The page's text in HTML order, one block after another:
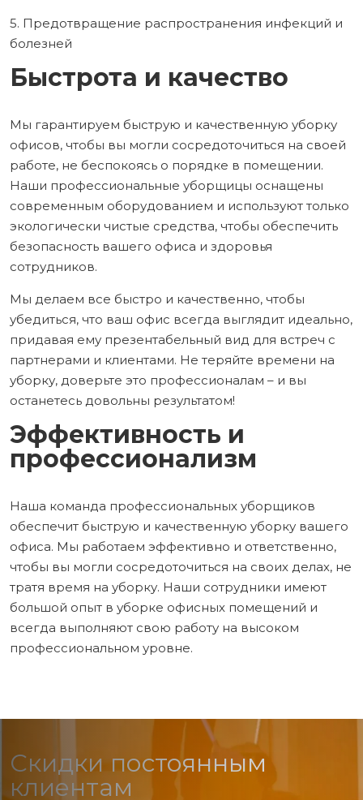
5. Предотвращение распространения инфекций и
болезней
Быстрота и качество
Мы гарантируем быструю и качественную уборку
офисов, чтобы вы могли сосредоточиться на своей
работе, не беспокоясь о порядке в помещении.
Наши профессиональные уборщицы оснащены
современным оборудованием и используют только
экологически чистые средства, чтобы обеспечить
безопасность вашего офиса и здоровья
сотрудников.
Мы делаем все быстро и качественно, чтобы
убедиться, что ваш офис всегда выглядит идеально,
придавая ему презентабельный вид для встреч с
партнерами и клиентами. Не теряйте времени на
уборку, доверьте это профессионалам – и вы
останетесь довольны результатом!
Эффективность и
профессионализм
Наша команда профессиональных уборщиков
обеспечит быструю и качественную уборку вашего
офиса. Мы работаем эффективно и ответственно,
чтобы вы могли сосредоточиться на своих делах, не
тратя время на уборку. Наши сотрудники имеют
большой опыт в уборке офисных помещений и
всегда выполняют свою работу на высоком
профессиональном уровне.
Скидки постоянным
клиентам